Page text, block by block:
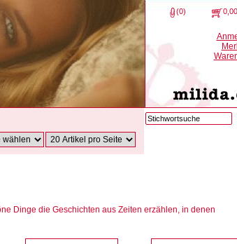
(0)
Dinge die Geschichten aus Zeiten erzählen, in denen